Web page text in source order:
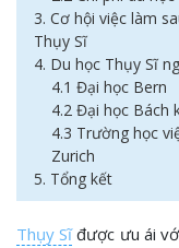
3. Cơ hội việc làm
Thụy Sĩ
4. Du học Thụy Sĩ
4.1 Đại học Bern
4.2 Đại học Bách
4.3 Trường học
Zurich
5. Tổng kết
Thụy Sĩđược ưu ái